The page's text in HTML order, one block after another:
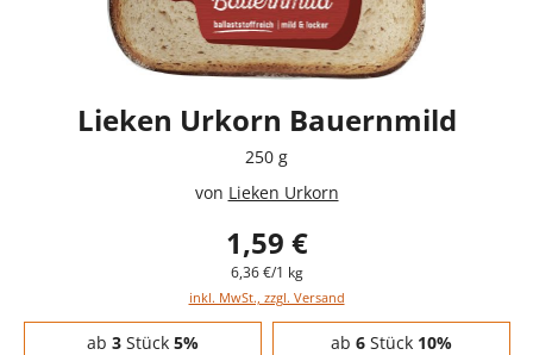
Lieken Urkorn Bauernmild
250 g
von Lieken Urkorn
1,59 €
6,36 €/1 kg
inkl. MwSt., zzgl. Versand
Staffelpreise - Mengenrabatt
ab 3Stück 5% ab 6Stück 10%